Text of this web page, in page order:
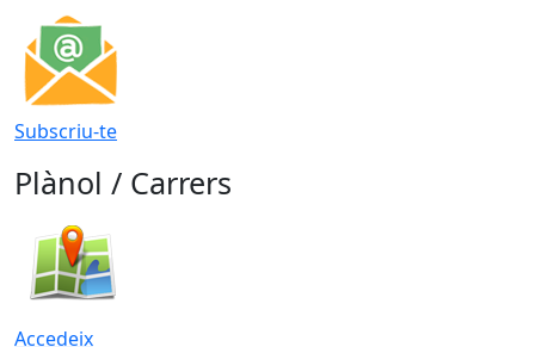
Subscriu-te
Plànol / Carrers
Accedeix